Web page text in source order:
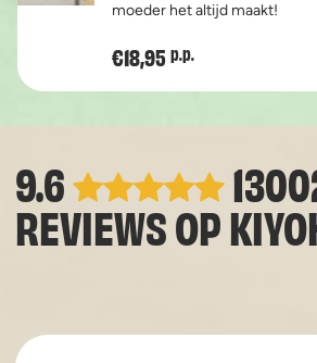
moeder het altijd maakt!
€18,95 p.p.
9.6
REVIEWS OP